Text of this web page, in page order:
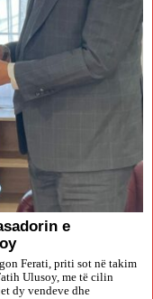
e
Ferati, priti sot në takim
Ulusoy, me të cilin
dy vendeve dhe